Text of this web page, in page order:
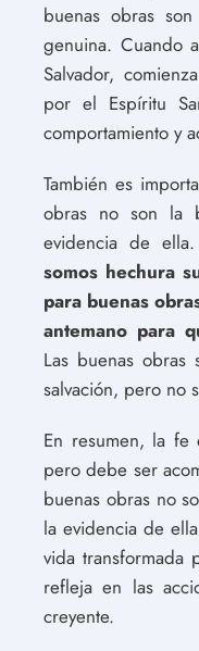
buenas obras
genuina. Cuando
Salvador,
por el Espíritu
comportamiento y
También es
obras no son la
evidencia de
somos hechura
para buenas
antemano para
Las buenas
salvación, pero no
En resumen, la fe
pero debe ser
buenas obras no
la evidencia de
vida transformada
refleja en las
creyente.